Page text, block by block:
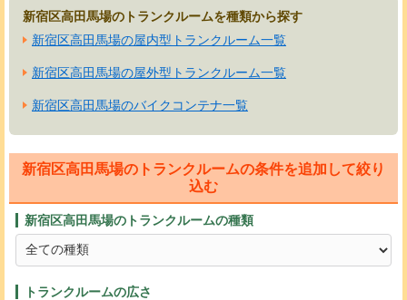
新宿区高田馬場のトランクルームを種類から探す
新宿区高田馬場の屋内型トランクルーム一覧
新宿区高田馬場の屋外型トランクルーム一覧
新宿区高田馬場のバイクコンテナ一覧
新宿区高田馬場のトランクルームの条件を追加して絞り
込む
新宿区高田馬場のトランクルームの種類
トランクルームの広さ